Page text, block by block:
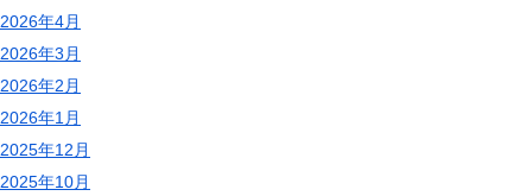
2026年4月
2026年3月
2026年2月
2026年1月
2025年12月
2025年10月